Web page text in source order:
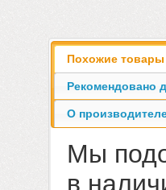
Похожие товары
Рекомендовано
О
Мы
в